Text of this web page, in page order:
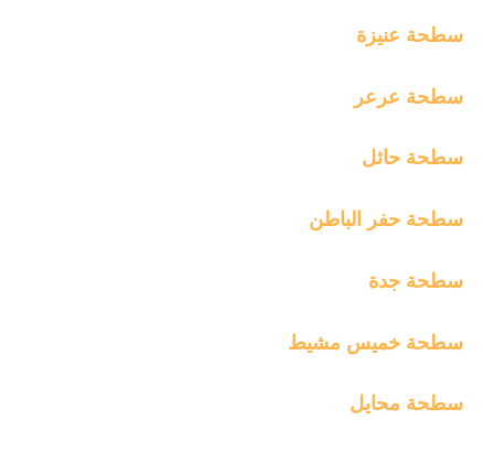
سطحة عنيزة
سطحة عرعر
سطحة حائل
سطحة حفر الباطن
سطحة جدة
سطحة خميس مشيط
سطحة محايل